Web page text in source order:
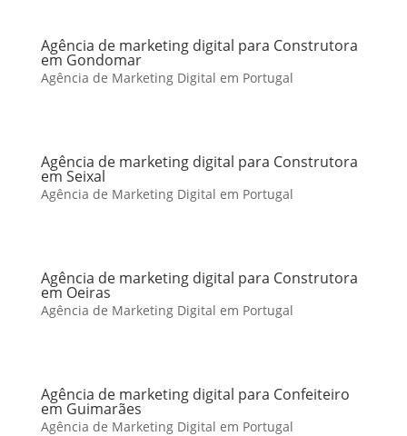
Agência de marketing digital para Construtora
em Gondomar
Agência de Marketing Digital em Portugal
Agência de marketing digital para Construtora
em Seixal
Agência de Marketing Digital em Portugal
Agência de marketing digital para Construtora
em Oeiras
Agência de Marketing Digital em Portugal
Agência de marketing digital para Confeiteiro
em Guimarães
Agência de Marketing Digital em Portugal